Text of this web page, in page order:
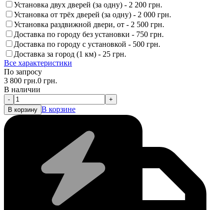
Установка двух дверей (за одну) - 2 200 грн.
Установка от трёх дверей (за одну) - 2 000 грн.
Установка раздвижной двери, от - 2 500 грн.
Доставка по городу без установки - 750 грн.
Доставка по городу с установкой - 500 грн.
Доставка за город (1 км) - 25 грн.
Все характеристики
По запросу
3 800 грн.0 грн.
В наличии
-
+
В корзину В корзине